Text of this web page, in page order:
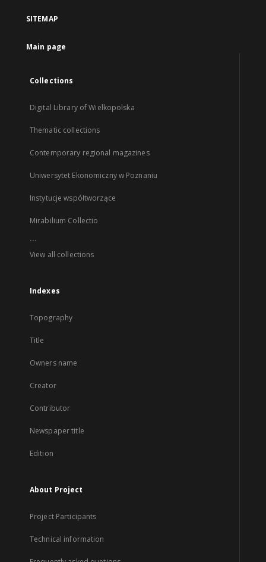
SITEMAP
Main page
Collections
Digital Library of Wielkopolska
Thematic collections
Contemporary regional magazines
Uniwersytet Ekonomiczny w Poznaniu
Instytucje współtworzące
Mirabilium Collectio
...
View all collections
Indexes
Topography
Title
Owners name
Creator
Contributor
Newspaper title
Edition
About Project
Project Participants
Technical information